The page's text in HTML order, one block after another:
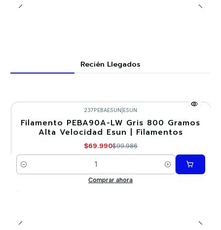
Recién Llegados
-30%
237PEBAESUN ESUN
Filamento PEBA90A-LW Gris 800 Gramos
Alta Velocidad Esun | Filamentos
$69.990$99.986
Cantidad
Comprar ahora